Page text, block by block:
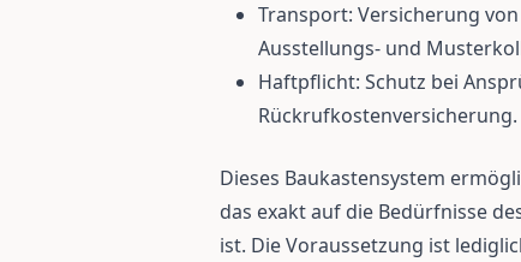
Transport: Versicherung
Ausstellungs- und
Haftpflicht: Schutz bei
Rückrufkostenversicherung.
Dieses Baukastensystem
das exakt auf die Bedürfnisse
ist. Die Voraussetzung ist